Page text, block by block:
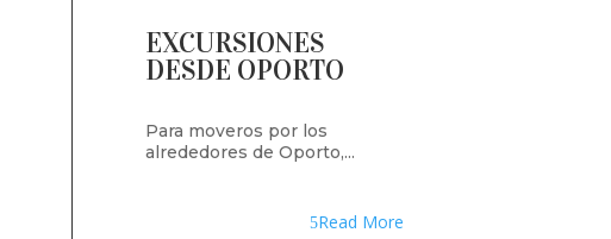
EXCURSIONES
DESDE OPORTO
Para moveros por los
alrededores de Oporto,...
Read More